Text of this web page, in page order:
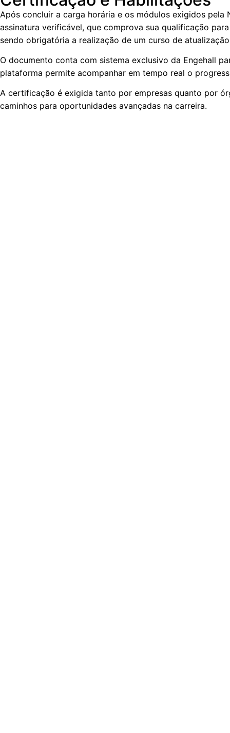
Após concluir a carga horária e os módulos exigidos
assinatura verificável, que comprova sua qualificação
sendo obrigatória a realização de um curso de
O documento conta com sistema exclusivo da Engehall
plataforma permite acompanhar em tempo real o
A certificação é exigida tanto por empresas quanto por
caminhos para oportunidades avançadas na carreira.